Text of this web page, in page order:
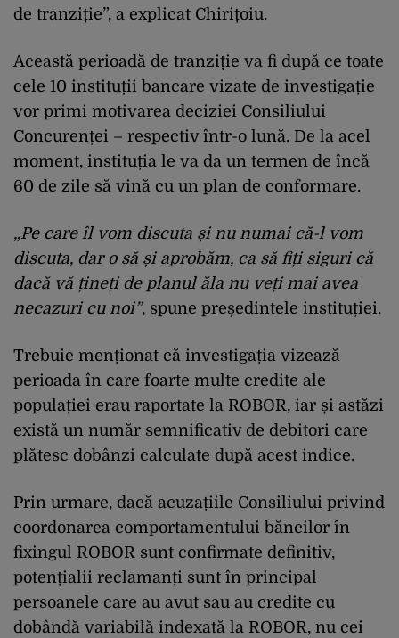
de tranziție”, a explicat Chirițoiu.
Această perioadă de tranziție va fi după ce toate
cele 10 instituții bancare vizate de investigație
vor primi motivarea deciziei Consiliului
Concurenței – respectiv într-o lună. De la acel
moment, instituția le va da un termen de încă
60 de zile să vină cu un plan de conformare.
„Pe care îl vom discuta și nu numai că-l vom
discuta, dar o să și aprobăm, ca să fiți siguri că
dacă vă țineți de planul ăla nu veți mai avea
necazuri cu noi”, spune președintele instituției.
Trebuie menționat că investigația vizează
perioada în care foarte multe credite ale
populației erau raportate la ROBOR, iar și astăzi
există un număr semnificativ de debitori care
plătesc dobânzi calculate după acest indice.
Prin urmare, dacă acuzațiile Consiliului privind
coordonarea comportamentului băncilor în
fixingul ROBOR sunt confirmate definitiv,
potențialii reclamanți sunt în principal
persoanele care au avut sau au credite cu
dobândă variabilă indexată la ROBOR, nu cei